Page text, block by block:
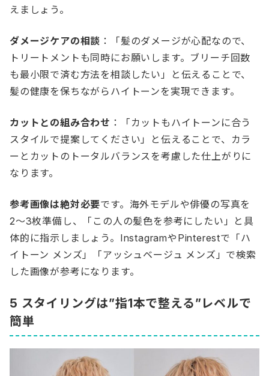
えましょう。
ダメージケアの相談 ：「髪のダメージが心配なので、
トリートメントも同時にお願いします。ブリーチ回数
も最小限で済む方法を相談したい」と伝えることで、
髪の健康を保ちながらハイトーンを実現できます。
カットとの組み合わせ ：「カットもハイトーンに合う
スタイルで提案してください」と伝えることで、カラ
ーとカットのトータルバランスを考慮した仕上がりに
なります。
参考画像は絶対必要です。海外モデルや俳優の写真を
2〜3枚準備し、「この人の髪色を参考にしたい」と具
体的に指示しましょう。InstagramやPinterestで「ハ
イトーン メンズ」「アッシュベージュ メンズ」で検索
した画像が参考になります。
5 スタイリングは”指1本で整える”レベルで
簡単